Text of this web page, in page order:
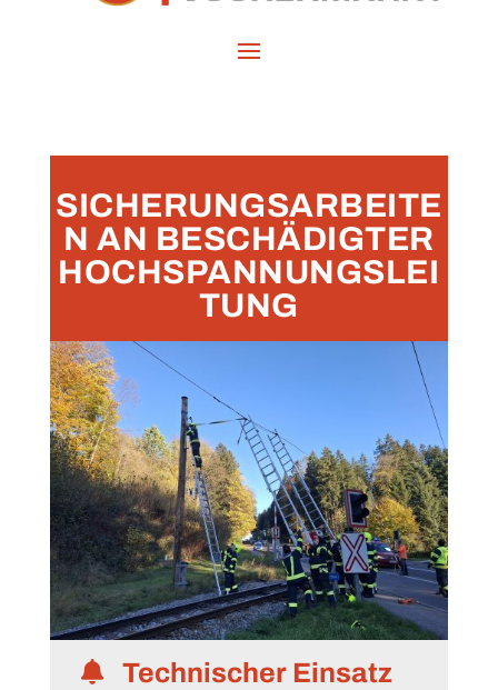
SICHERUNGSARBEITE
N AN BESCHÄDIGTER
HOCHSPANNUNGSLEI
TUNG
 Technischer Einsatz